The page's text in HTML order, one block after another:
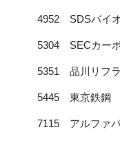
4952 SDSバイ
5304 SECカー
5351 品川リフ
5445 東京鉄鋼
7115 アルファ